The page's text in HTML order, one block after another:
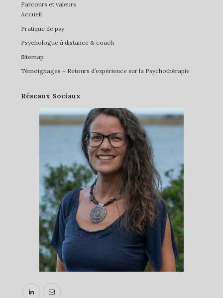
Parcours et valeurs
Accueil
Pratique de psy
Psychologue à distance & coach
Sitemap
Témoignages – Retours d’expérience sur la Psychothérapie
Réseaux Sociaux